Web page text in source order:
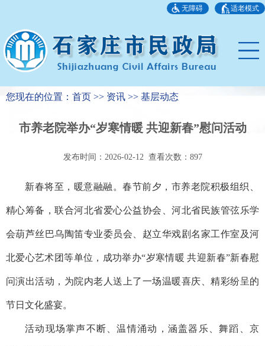
无障碍 适老模式
您现在的位置：首页 >> 资讯 >> 基层动态
市养老院举办“岁寒情暖 共迎新春”慰问活动
发布时间：2026-02-12 查看次数： 897
新春将至，暖意融融。春节前夕，市养老院积极组织、
精心筹备，联合河北省爱心公益协会、河北省民族管弦乐学
会葫芦丝巴乌陶笛专业委员会、赵立华戏剧名家工作室及河
北爱心艺术团等单位，成功举办“岁寒情暖 共迎新春”新春慰
问演出活动，为院内老人送上了一场温暖喜庆、精彩纷呈的
节日文化盛宴。
活动现场掌声不断、温情涌动，涵盖器乐、舞蹈、京